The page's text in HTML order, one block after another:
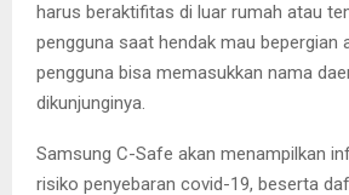
harus beraktifitas di luar rumah atau
pengguna saat hendak mau bepergian
pengguna bisa memasukkan nama
dikunjunginya.
Samsung C-Safe akan menampilkan
risiko penyebaran covid-19, beserta